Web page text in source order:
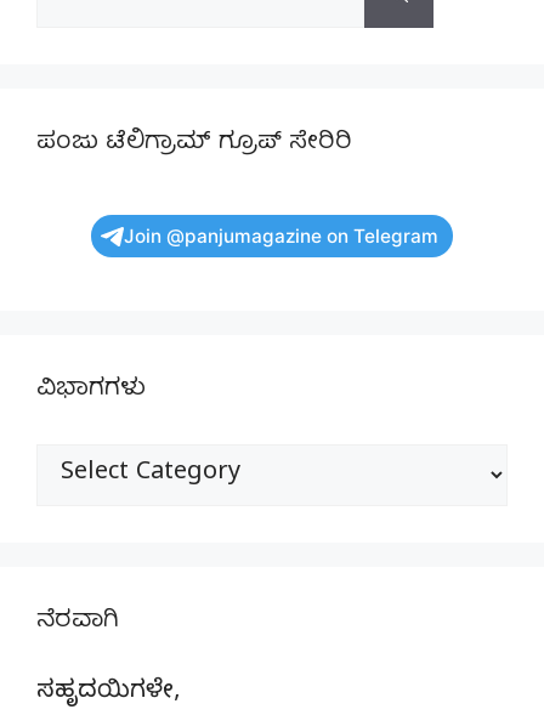
ಪಂಜು ಟೆಲಿಗ್ರಾಮ್ ಗ್ರೂಪ್ ಸೇರಿರಿ
Join @panjumagazine on Telegram
ವಿಭಾಗಗಳು
ವಿಭಾಗಗಳು
ನೆರವಾಗಿ
ಸಹೃದಯಿಗಳೇ,